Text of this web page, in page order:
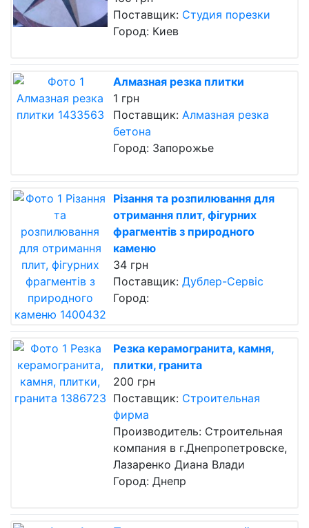
Поставщик: Студия порезки
Город: Киев
Алмазная резка плитки
1 грн
Поставщик: Алмазная резка
бетона
Город: Запорожье
Різання та розпилювання для
отримання плит, фігурних
фрагментів з природного
каменю
34 грн
Поставщик: Дублер-Сервіс
Город:
Резка керамогранита, камня,
плитки, гранита
200 грн
Поставщик: Строительная
фирма
Производитель: Строительная
компания в г.Днепропетровске,
Лазаренко Диана Влади
Город: Днепр